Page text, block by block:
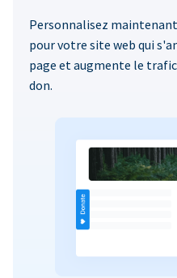
Personnalisez
pour votre site web qui
page et augmente le
don.